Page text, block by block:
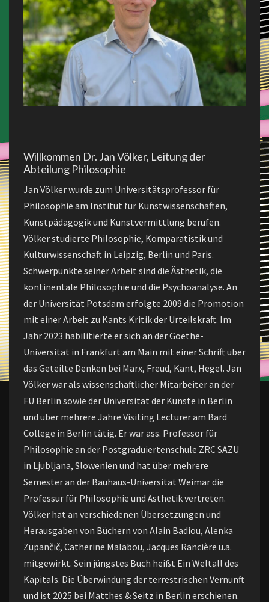
Willkommen Dr. Jan Völker, Leitung der
Abteilung Philosophie
Jan Völker wurde zum Universitätsprofessor für
Philosophie am Institut für Kunstwissenschaften,
Kunstpädagogik und Kunstvermittlung berufen.
Völker studierte Philosophie, Komparatistik und
Kulturwissenschaft in Leipzig, Berlin und Paris.
Schwerpunkte seiner Arbeit sind die Ästhetik, die
kontinentale Philosophie und die Psychoanalyse. An
der Universität Potsdam erfolgte 2009 die Promotion
mit einer Arbeit zu Kants Kritik der Urteilskraft. Im
Jahr 2023 habilitierte er sich an der Goethe-
Universität in Frankfurt am Main mit einer Schrift über
das Geteilte Denken bei Marx, Freud, Kant, Hegel. Jan
Völker war als wissenschaftlicher Mitarbeiter an der
FU Berlin sowie der Universität der Künste in Berlin
und über mehrere Jahre Visiting Lecturer am Bard
College in Berlin tätig. Er war ass. Professor für
Philosophie an der Postgraduiertenschule ZRC SAZU
in Ljubljana, Slowenien und hat über mehrere
Semester an der Bauhaus-Universität Weimar die
Professur für Philosophie und Ästhetik vertreten.
Völker hat an verschiedenen Übersetzungen und
Herausgaben von Büchern von Alain Badiou, Alenka
Zupančič, Catherine Malabou, Jacques Rancière u.a.
mitgewirkt. Sein jüngstes Buch heißt Ein Weltall des
Kapitals. Die Überwindung der terrestrischen Vernunft
und ist 2025 bei Matthes & Seitz in Berlin erschienen.